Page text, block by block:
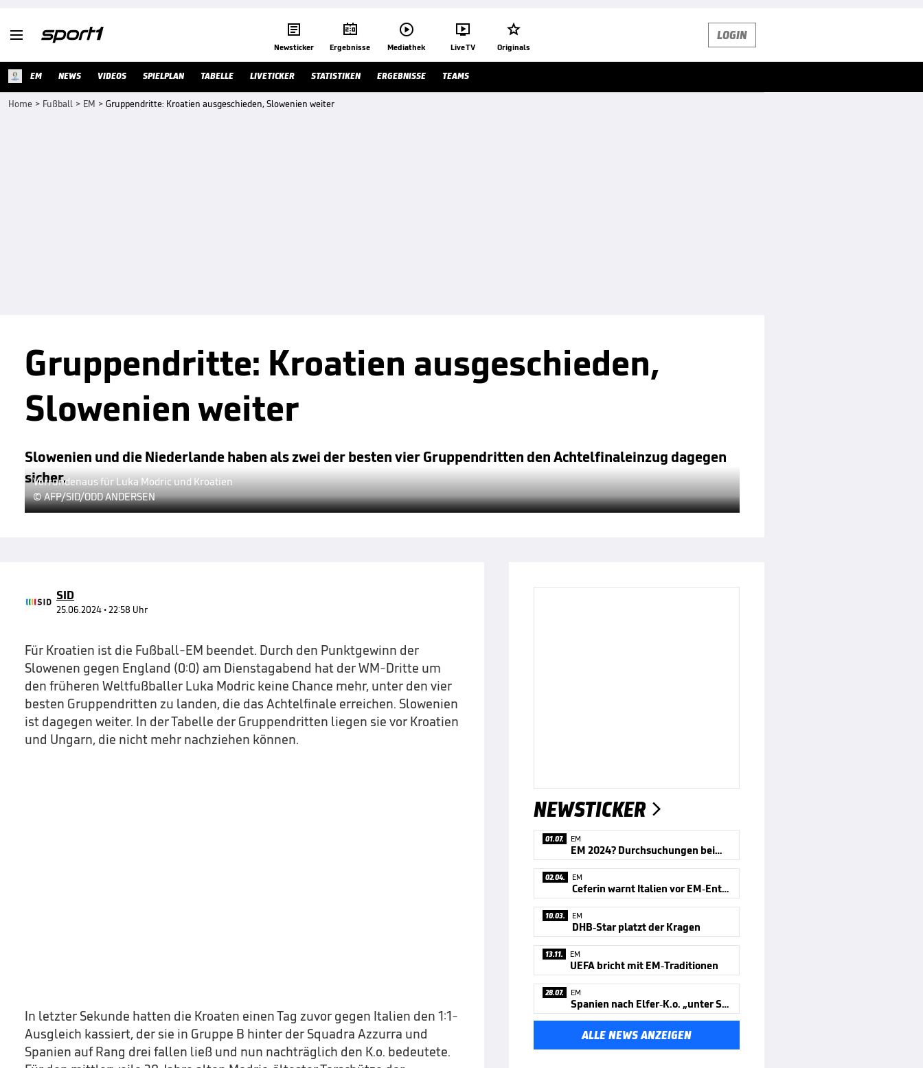
 
Newsticker

Ergebnisse

Mediathek

Live TV

Originals
LOGIN
EM NEWS VIDEOS SPIELPLAN TABELLE LIVETICKER STATISTIKEN ERGEBNISSE TEAMS
Home > Fußball > EM > Gruppendritte: Kroatien ausgeschieden, Slowenien weiter
Gruppendritte: Kroatien ausgeschieden,
Slowenien weiter
Slowenien und die Niederlande haben als zwei der besten vier Gruppendritten den Achtelfinaleinzug dagegen
sicher.
Vorrundenaus für Luka Modric und Kroatien
© AFP/SID/ODD ANDERSEN
SID
25.06.2024 • 22:58 Uhr
Für Kroatien ist die Fußball-EM beendet. Durch den Punktgewinn der
Slowenen gegen England (0:0) am Dienstagabend hat der WM-Dritte um
den früheren Weltfußballer Luka Modric keine Chance mehr, unter den vier
besten Gruppendritten zu landen, die das Achtelfinale erreichen. Slowenien
ist dagegen weiter. In der Tabelle der Gruppendritten liegen sie vor Kroatien
und Ungarn, die nicht mehr nachziehen können.
In letzter Sekunde hatten die Kroaten einen Tag zuvor gegen Italien den 1:1-
Ausgleich kassiert, der sie in Gruppe B hinter der Squadra Azzurra und
Spanien auf Rang drei fallen ließ und nun nachträglich den K.o. bedeutete.
NEWSTICKER 
01.07. EM
EM 2024? Durchsuchungen beim DFB
02.04. EM
Ceferin warnt Italien vor EM-Entzug
10.03. EM
DHB-Star platzt der Kragen
13.11. EM
UEFA bricht mit EM-Traditionen
28.07. EM
Spanien nach Elfer-K.o. „unter Schock“
ALLE NEWS ANZEIGEN